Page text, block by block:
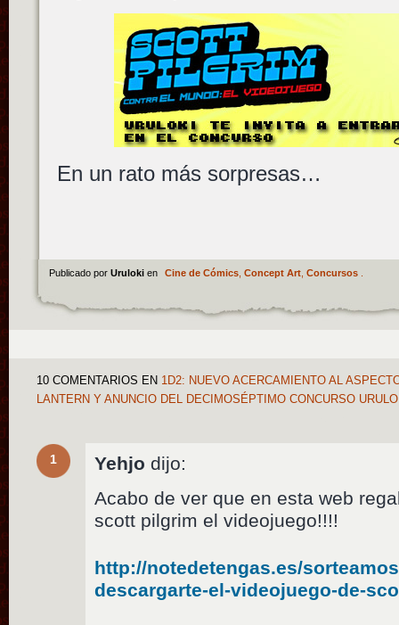
En un rato más sorpresas…
Publicado por Uruloki en Cine de Cómics, Concept Art, Concursos.
10 COMENTARIOS EN 1D2: NUEVO ACERCAMIENTO AL
LANTERN Y ANUNCIO DEL DECIMOSÉPTIMO CONCURSO
1 Yehjo dijo:
Acabo de ver que en esta web
scott pilgrim el videojuego!!!!
http://notedetengas.es/
descargarte-el-videojuego-de-